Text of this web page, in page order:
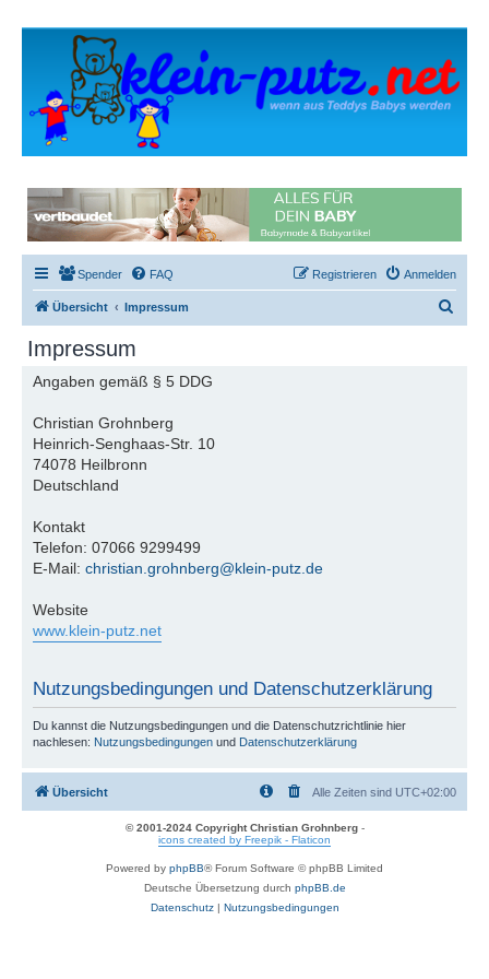
Spender FAQ Anmelden
Registrieren
Übersicht Impressum
Impressum
Angaben gemäß § 5 DDG
Christian Grohnberg
Heinrich-Senghaas-Str. 10
74078 Heilbronn
Deutschland
Kontakt
Telefon: 07066 9299499
E-Mail: christian.grohnberg@klein-putz.de
Website
www.klein-putz.net
Nutzungsbedingungen und Datenschutzerklärung
Du kannst die Nutzungsbedingungen und die Datenschutzrichtlinie hier
nachlesen: Nutzungsbedingungen und Datenschutzerklärung
Übersicht Alle Zeiten sind UTC+02:00
© 2001-2024 Copyright Christian Grohnberg-
icons created by Freepik - Flaticon
Powered by phpBB® Forum Software © phpBB Limited
Deutsche Übersetzung durch phpBB.de
Datenschutz| Nutzungsbedingungen